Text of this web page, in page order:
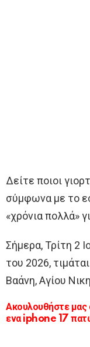
Δείτε ποιοι
σύμφωνα με το
«χρόνια πολλά»
Σήμερα, Τρίτη 2
του 2026,
Βαάνη, Αγίου
Ακουλουθήστε μας
ενα iphone 17